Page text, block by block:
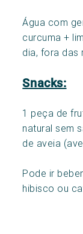
Água com
curcuma +
dia, fora das
Snacks:
1 peça de
natural sem
de aveia
Pode ir
hibisco ou